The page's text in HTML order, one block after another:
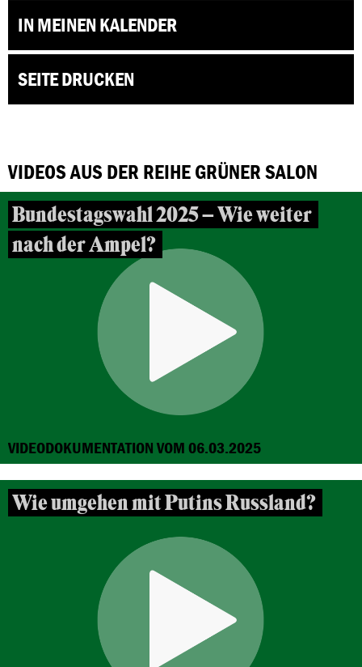
IN MEINEN KALENDER
SEITE DRUCKEN
VIDEOS AUS DER REIHE GRÜNER SALON
Bundestagswahl 2025 – Wie weiter
nach der Ampel?
VIDEODOKUMENTATION VOM 06.03.2025
Wie umgehen mit Putins Russland?